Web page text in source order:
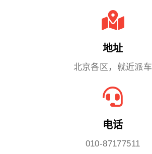
地址
北京各区，就近派车
电话
010-87177511